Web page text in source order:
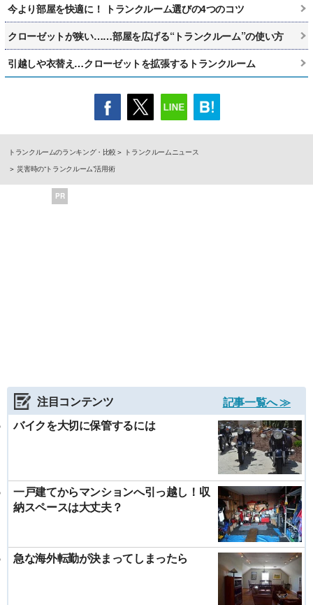
今より部屋を快適に！ トランクルーム選びの4つのコツ
クローゼットが狭い……部屋を広げる“トランクルーム”の使い方
引越しや衣替え…クローゼットを拡張するトランクルーム
トランクルームのランキング・比較
トランクルームニュース
災害時の“トランクルーム”活用術
PR
注目コンテンツ
記事一覧へ ≫
バイクを大切に保管するには
一戸建てからマンションへ引っ越し！収
納スペースは大丈夫？
急な海外転勤が決まってしまったら